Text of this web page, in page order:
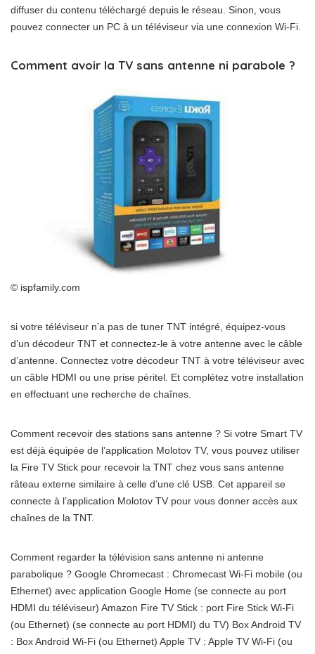
diffuser du contenu téléchargé depuis le réseau. Sinon, vous
pouvez connecter un PC à un téléviseur via une connexion Wi-Fi.
Comment avoir la TV sans antenne ni parabole ?
© ispfamily.com
si votre téléviseur n’a pas de tuner TNT intégré, équipez-vous
d’un décodeur TNT et connectez-le à votre antenne avec le câble
d’antenne. Connectez votre décodeur TNT à votre téléviseur avec
un câble HDMI ou une prise péritel. Et complétez votre installation
en effectuant une recherche de chaînes.
Comment recevoir des stations sans antenne ? Si votre Smart TV
est déjà équipée de l’application Molotov TV, vous pouvez utiliser
la Fire TV Stick pour recevoir la TNT chez vous sans antenne
râteau externe similaire à celle d’une clé USB. Cet appareil se
connecte à l’application Molotov TV pour vous donner accès aux
chaînes de la TNT.
Comment regarder la télévision sans antenne ni antenne
parabolique ? Google Chromecast : Chromecast Wi-Fi mobile (ou
Ethernet) avec application Google Home (se connecte au port
HDMI du téléviseur) Amazon Fire TV Stick : port Fire Stick Wi-Fi
(ou Ethernet) (se connecte au port HDMI) du TV) Box Android TV
: Box Android Wi-Fi (ou Ethernet) Apple TV : Apple TV Wi-Fi (ou